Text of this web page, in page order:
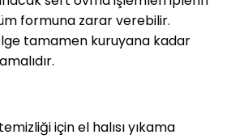
formuna zarar verebilir.
tamamen kuruyana kadar
için el halısı yıkama